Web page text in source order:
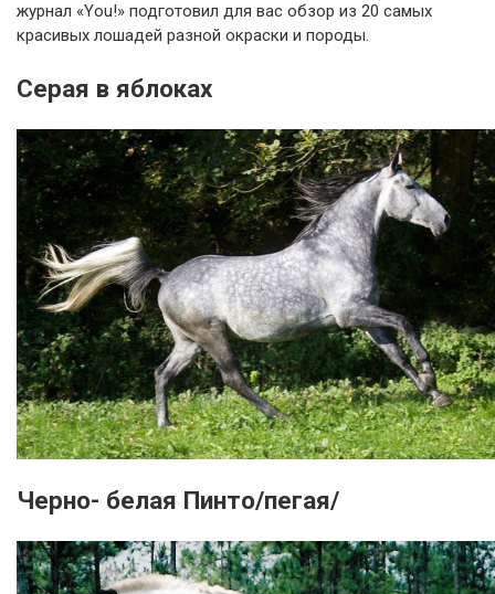
журнал «You!» подготовил для вас обзор из 20 самых
красивых лошадей разной окраски и породы.
Серая в яблоках
Черно- белая Пинто/пегая/